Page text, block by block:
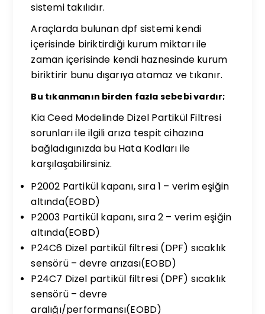
sistemi takılıdır.
Araçlarda bulunan dpf sistemi kendi
içerisinde biriktirdiği kurum miktarı ile
zaman içerisinde kendi haznesinde kurum
biriktirir bunu dışarıya atamaz ve tıkanır.
Bu tıkanmanın birden fazla sebebi vardır;
Kia Ceed Modelinde Dizel Partikül Filtresi
sorunları ile ilgili arıza tespit cihazına
bağladıgınızda bu Hata Kodları ile
karşılaşabilirsiniz.
P2002 Partikül kapanı, sıra 1 – verim eşiğin
altında(EOBD)
P2003 Partikül kapanı, sıra 2 – verim eşiğin
altında(EOBD)
P24C6 Dizel partikül filtresi (DPF) sıcaklık
sensörü – devre arızası(EOBD)
P24C7 Dizel partikül filtresi (DPF) sıcaklık
sensörü – devre
aralığı/performansı(EOBD)